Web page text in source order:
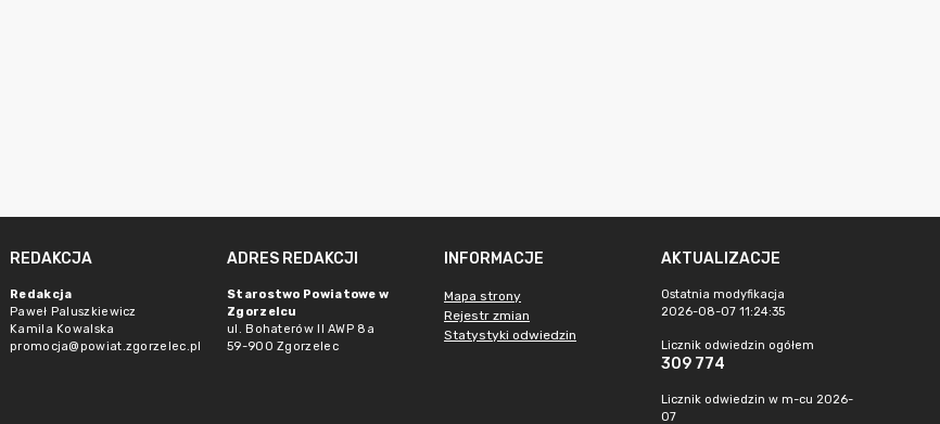
REDAKCJA
Redakcja
Paweł Paluszkiewicz
Kamila Kowalska
promocja@powiat.zgorzelec.pl
ADRES REDAKCJI
Starostwo Powiatowe w
Zgorzelcu
ul. Bohaterów II AWP 8a
59-900 Zgorzelec
INFORMACJE
Mapa strony
Rejestr zmian
Statystyki odwiedzin
AKTUALIZACJE
Ostatnia modyfikacja
2026-08-07 11:24:35
Licznik odwiedzin ogółem
309 774
Licznik odwiedzin w m-cu 2026-
07